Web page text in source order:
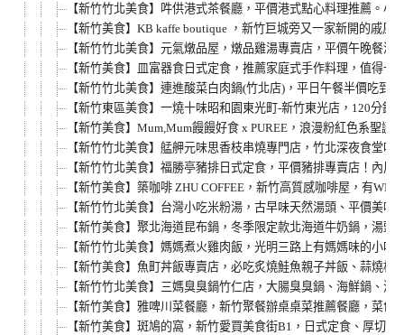
【新竹竹北美食】吽供港式茶餐廳，平價港式點心料理推薦。
【新竹美食】KB kaffe boutique ，新竹巨城旁又一家新開的戚
【新竹竹北美食】元氣燉品屋，燉品雞湯專賣店，平價午晚餐
【新竹美食】皿富器食日式定食，推薦家庭式手作料理，值得
【新竹竹北美食】連進酸菜白肉鍋(竹北店)，平日午餐半價吃到
【新竹東區美食】一燒十味昭和園東光町-新竹東光店，120分
【新竹美食】Mum,Mum饅饅好食 x PUREE，浪漫粉紅色系聖
【新竹竹北美食】艋舺元味思香枝串燒專門店，竹北深夜食堂吃
【新竹竹北美食】福勝亭豬排日式定食，平價豬排專賣店！內
【新竹美食】築咖啡 ZHU COFFEE，新竹高質感咖啡屋，有
【新竹竹北美食】台灣小吃米粉湯，古早味天然湯頭、平價美
【新竹美食】聚北海道昆布鍋，冬季限定款北海道牛奶鍋，湯
【新竹竹北美食】媽媽煮火雞肉飯，光明三路上有媽媽味的小
【新竹美食】魚町丼飯專賣店，必吃炙燒鮭魚親子丼飯、蒜燒
【新竹竹北美食】三媽臭臭鍋竹仁店，大腸臭臭鍋、海鮮鍋、
【新竹美食】雅啤川菜餐廳，新竹聚餐辦桌桌菜推薦餐廳，菜
【新竹美食】斑鳩的窩，新竹愛買美食街B1，日式定食、厚切